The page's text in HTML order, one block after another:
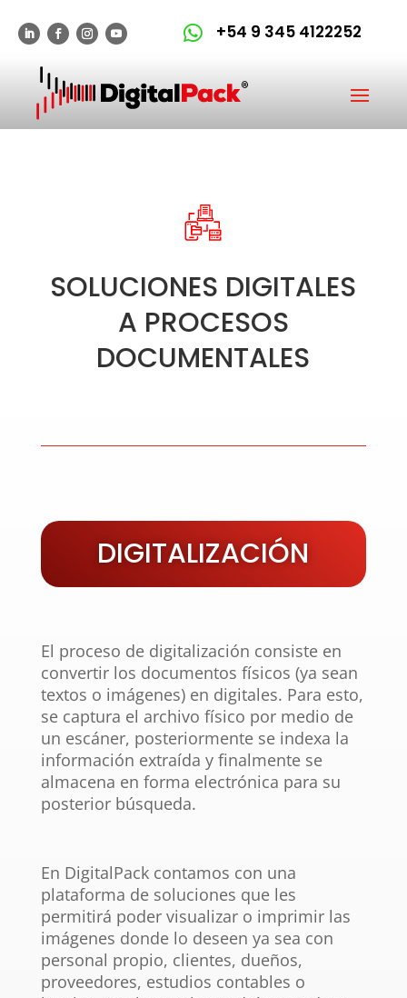
 +54 9 345 4122252
SOLUCIONES DIGITALES
A PROCESOS
DOCUMENTALES
DIGITALIZACIÓN
El proceso de digitalización consiste en
convertir los documentos físicos (ya sean
textos o imágenes) en digitales. Para esto,
se captura el archivo físico por medio de
un escáner, posteriormente se indexa la
información extraída y finalmente se
almacena en forma electrónica para su
posterior búsqueda.
En DigitalPack contamos con una
plataforma de soluciones que les
permitirá poder visualizar o imprimir las
imágenes donde lo deseen ya sea con
personal propio, clientes, dueños,
proveedores, estudios contables o